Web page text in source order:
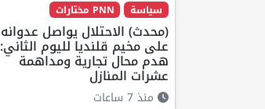
سياسة PNN مختارات
(محدث) الاحتلال يواصل عدوانه
على مخيم قلنديا لليوم الثاني:
هدم محال تجارية ومداهمة
عشرات المنازل
منذ 7 ساعات